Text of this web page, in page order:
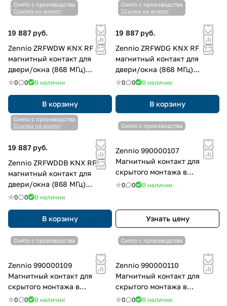
Снято с производства
Ссылка на аналог
19 887 руб.
Zennio ZRFWDW KNX RF
магнитный контакт для
двери/окна (868 МГц)
WinDoor RF, цвет: белый
0 0 В наличии
В корзину
Снято с производства
Ссылка на аналог
19 887 руб.
Zennio ZRFWDG KNX RF
магнитный контакт для
двери/окна (868 МГц)
WinDoor RF, цвет: серый
0 0 В наличии
В корзину
Снято с производства
Ссылка на аналог
19 887 руб.
Zennio ZRFWDDB KNX RF
магнитный контакт для
двери/окна (868 МГц)
WinDoor RF, цвет: темно-
0 0 В наличии
В корзину
Снято с производства
Zennio 990000107
Магнитный контакт для
скрытого монтажа в
алюминиевую или
0 0 В наличии
Узнать цену
Снято с производства
Zennio 990000109
Магнитный контакт для
скрытого монтажа в
алюминиевую или
0 0 В наличии
Снято с производства
Zennio 990000110
Магнитный контакт для
скрытого монтажа в
алюминиевую или
0 0 В наличии